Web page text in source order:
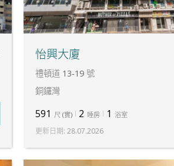
怡興大廈
禮頓道 13-19 號
銅鑼灣
591 尺 (實) 2 睡房 1 浴室
更新日期: 28.07.2026